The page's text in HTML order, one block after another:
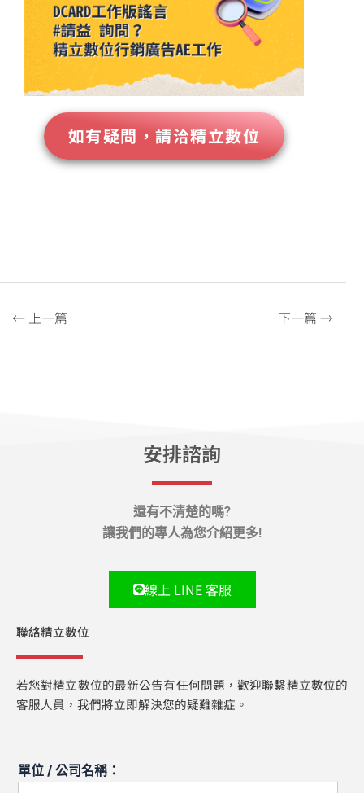
如有疑問，請洽精立數位
← 上一篇 下一篇 →
安排諮詢
還有不清楚的嗎?
讓我們的專人為您介紹更多!
線上 LINE 客服
聯絡精立數位
若您對精立數位的最新公告有任何問題，歡迎聯繫精立數位的
客服人員，我們將立即解決您的疑難雜症。
單位 / 公司名稱：